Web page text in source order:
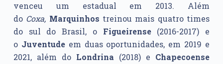
venceu um estadual em 2013. Além
do Coxa, Marquinhos treinou mais quatro times
do sul do Brasil, o Figueirense (2016-2017) e
o Juventudeem duas oportunidades, em 2019 e
2021, além do Londrina (2018) e Chapecoense